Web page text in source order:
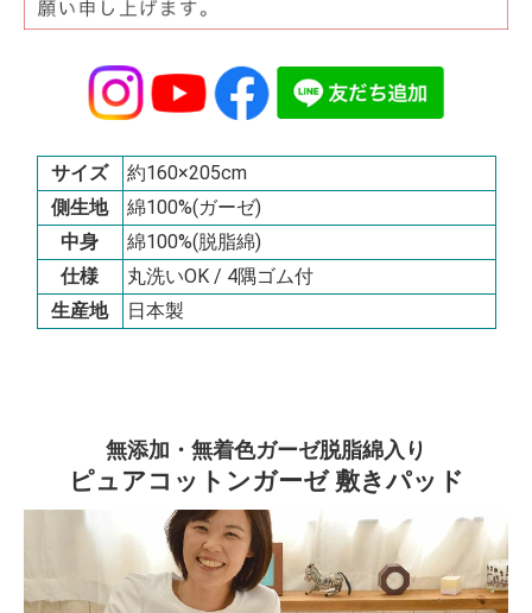
サイズ
約160×205cm
側生地
綿100%(ガーゼ)
中身
綿100%(脱脂綿)
仕様
丸洗いOK / 4隅ゴム付
生産地
日本製
無添加・無着色ガーゼ脱脂綿入り
ピュアコットンガーゼ 敷きパッド